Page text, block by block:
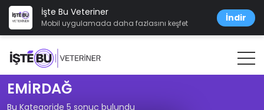
İşte Bu Veteriner
Mobil uygulamada daha fazlasını keşfet İndir
EMİRDAĞ
Bu Kategoride 5 sonuç bulundu